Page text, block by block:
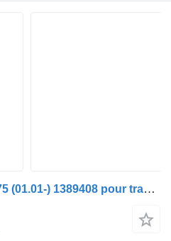
Ressort à lames DAF CF75 (01.01-) 1389408 pour tracteur routier DAF LF45, LF55, LF180, CF65, CF75, CF85 (2001-)